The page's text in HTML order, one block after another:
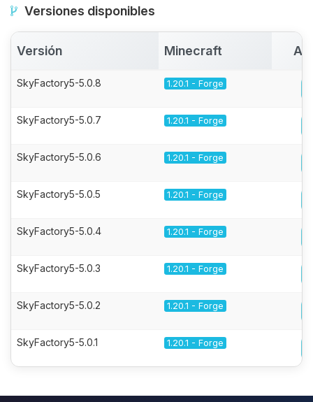
Versiones disponibles
Versión Minecraft
SkyFactory5-5.0.8 1.20.1 - Forge
SkyFactory5-5.0.7 1.20.1 - Forge
SkyFactory5-5.0.6 1.20.1 - Forge
SkyFactory5-5.0.5 1.20.1 - Forge
SkyFactory5-5.0.4 1.20.1 - Forge
SkyFactory5-5.0.3 1.20.1 - Forge
SkyFactory5-5.0.2 1.20.1 - Forge
SkyFactory5-5.0.1 1.20.1 - Forge